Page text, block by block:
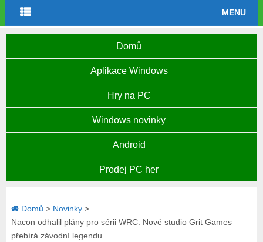
MENU
Domů
Aplikace Windows
Hry na PC
Windows novinky
Android
Prodej PC her
Domů > Novinky>
Nacon odhalil plány pro sérii WRC: Nové studio Grit Games
přebírá závodní legendu